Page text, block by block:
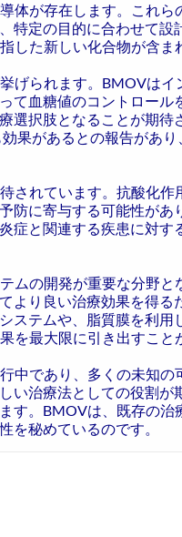
体が存在します。これら
特定の目的に合わせて設
した新しい化合物が含ま
げられます。BMOVはイ
血糖値のコントロール
選択肢となることが期待
果があるとの報告があ
されています。抗酸化作
防に寄与する可能性が
症と関連する疾患に対す
ムの開発が重要な分野と
より良い治療効果を得る
ステムや、脂質膜を利用
を最大限に引き出すこと
中であり、多くの未知の
い治療法としての役割が
す。BMOVは、既存の治
を秘めているのです。